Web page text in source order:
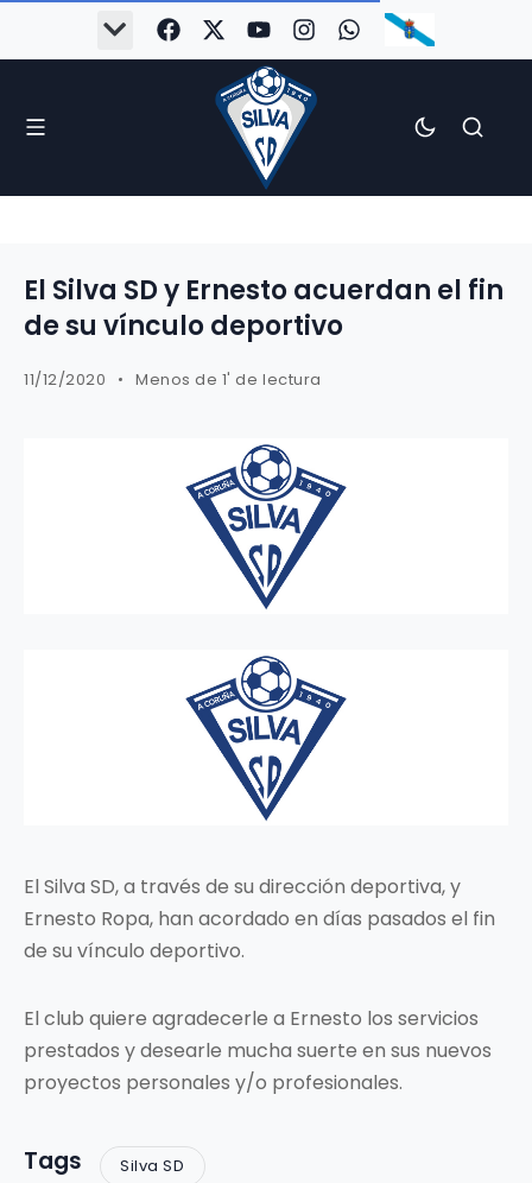
El Silva SD y Ernesto acuerdan el fin
de su vínculo deportivo
11/12/2020 Menos de 1' de lectura
El Silva SD, a través de su dirección deportiva, y
Ernesto Ropa, han acordado en días pasados el fin
de su vínculo deportivo.
El club quiere agradecerle a Ernesto los servicios
prestados y desearle mucha suerte en sus nuevos
proyectos personales y/o profesionales.
Tags Silva SD